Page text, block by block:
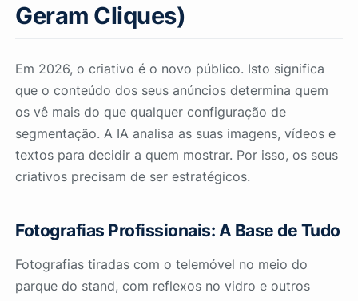
Geram Cliques)
Em 2026, o criativo é o novo público. Isto significa
que o conteúdo dos seus anúncios determina quem
os vê mais do que qualquer configuração de
segmentação. A IA analisa as suas imagens, vídeos e
textos para decidir a quem mostrar. Por isso, os seus
criativos precisam de ser estratégicos.
Fotografias Profissionais: A Base de Tudo
Fotografias tiradas com o telemóvel no meio do
parque do stand, com reflexos no vidro e outros